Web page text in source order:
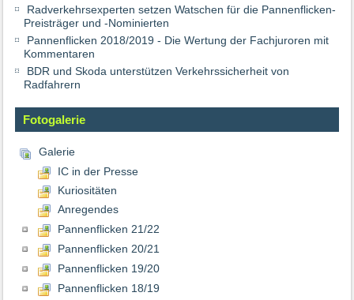
Radverkehrsexperten setzen Watschen für die Pannenflicken-
Preisträger und -Nominierten
Pannenflicken 2018/2019 - Die Wertung der Fachjuroren mit
Kommentaren
BDR und Skoda unterstützen Verkehrssicherheit von
Radfahrern
Fotogalerie
Galerie
IC in der Presse
Kuriositäten
Anregendes
Pannenflicken 21/22
Pannenflicken 20/21
Pannenflicken 19/20
Pannenflicken 18/19